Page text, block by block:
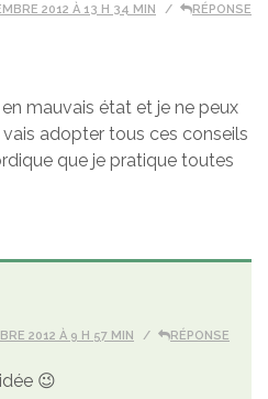
2012 À 13 H 34 MIN RÉPONSE
en mauvais état et je ne peux
adopter tous ces conseils
que je pratique toutes
2012 À 9 H 57 MIN RÉPONSE
😉